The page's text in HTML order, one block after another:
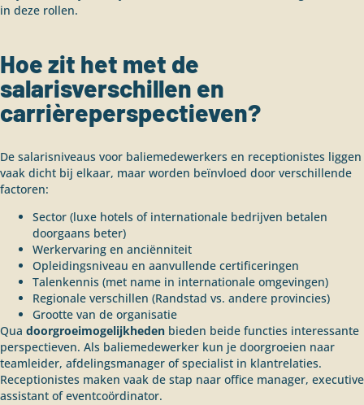
in deze rollen.
Hoe zit het met de
salarisverschillen en
carrièreperspectieven?
De salarisniveaus voor baliemedewerkers en receptionistes liggen
vaak dicht bij elkaar, maar worden beïnvloed door verschillende
factoren:
Sector (luxe hotels of internationale bedrijven betalen
doorgaans beter)
Werkervaring en anciënniteit
Opleidingsniveau en aanvullende certificeringen
Talenkennis (met name in internationale omgevingen)
Regionale verschillen (Randstad vs. andere provincies)
Grootte van de organisatie
Qua doorgroeimogelijkheden bieden beide functies interessante
perspectieven. Als baliemedewerker kun je doorgroeien naar
teamleider, afdelingsmanager of specialist in klantrelaties.
Receptionistes maken vaak de stap naar office manager, executive
assistant of eventcoördinator.